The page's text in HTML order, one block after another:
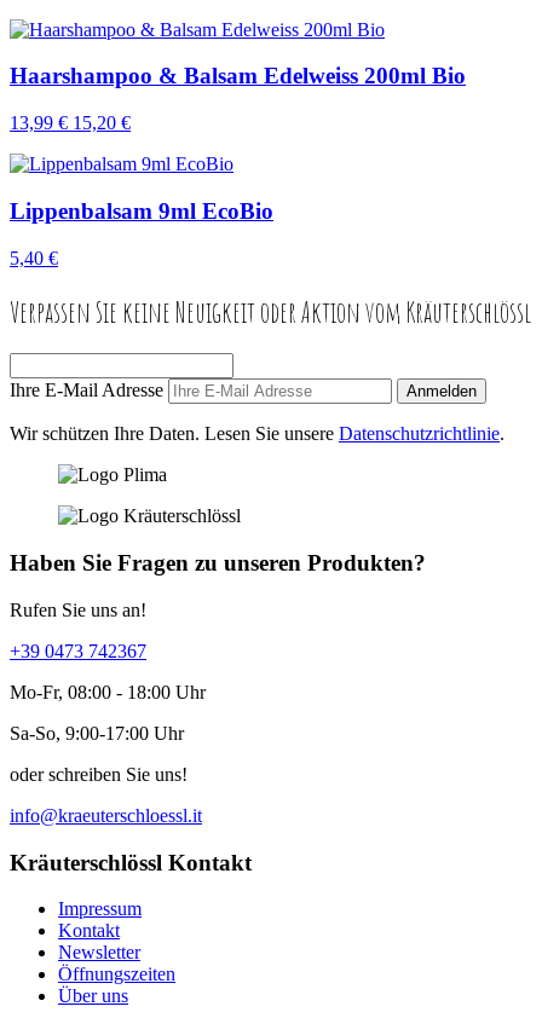
Haarshampoo & Balsam Edelweiss 200ml Bio
13,99 € 15,20 €
Lippenbalsam 9ml EcoBio
5,40 €
Verpassen Sie keine Neuigkeit oder Aktion vom Kräuterschlössl
Ihre E-Mail Adresse Anmelden
Wir schützen Ihre Daten. Lesen Sie unsere Datenschutzrichtlinie.
Haben Sie Fragen zu unseren Produkten?
Rufen Sie uns an!
+39 0473 742367
Mo-Fr, 08:00 - 18:00 Uhr
Sa-So, 9:00-17:00 Uhr
oder schreiben Sie uns!
info@kraeuterschloessl.it
Kräuterschlössl Kontakt
Impressum
Kontakt
Newsletter
Öffnungszeiten
Über uns